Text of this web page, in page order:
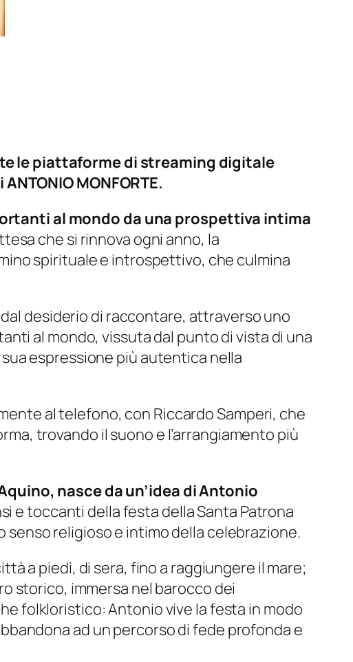
le piattaforme di streaming digitale
MONFORTE.
al mondo da una prospettiva intima
che si rinnova ogni anno, la
spirituale e introspettivo, che culmina
dal desiderio di raccontare, attraverso uno
al mondo, vissuta dal punto di vista di una
espressione più autentica nella
al telefono, con Riccardo Samperi, che
trovando il suono e l’arrangiamento più
nasce da un’idea di Antonio
e toccanti della festa della Santa Patrona
religioso e intimo della celebrazione.
a piedi, di sera, fino a raggiungere il mare;
storico, immersa nel barocco dei
folkloristico: Antonio vive la festa in modo
ad un percorso di fede profonda e